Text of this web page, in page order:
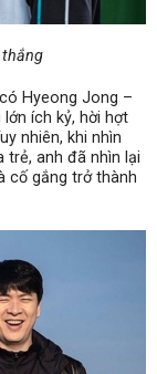
Hyeong Jong –
ích kỷ, hời hợt
nhiên, khi nhìn
anh đã nhìn lại
cố gắng trở thành